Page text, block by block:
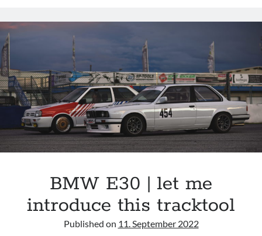
|
A
CRIME
BMW E30 | let me
introduce this tracktool
Published on 11. September 2022